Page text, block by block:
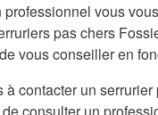
vous
pas chers
vous conseiller en
à contacter un